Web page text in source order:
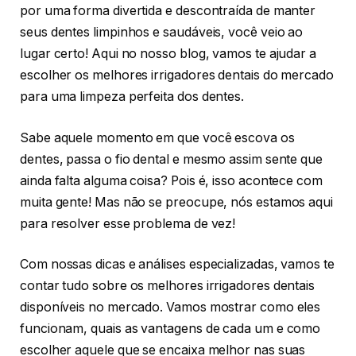
por uma forma divertida e descontraída de manter
seus dentes limpinhos e saudáveis, você veio ao
lugar certo! Aqui no nosso blog, vamos te ajudar a
escolher os melhores irrigadores dentais do mercado
para uma limpeza perfeita dos dentes.
Sabe aquele momento em que você escova os
dentes, passa o fio dental e mesmo assim sente que
ainda falta alguma coisa? Pois é, isso acontece com
muita gente! Mas não se preocupe, nós estamos aqui
para resolver esse problema de vez!
Com nossas dicas e análises especializadas, vamos te
contar tudo sobre os melhores irrigadores dentais
disponíveis no mercado. Vamos mostrar como eles
funcionam, quais as vantagens de cada um e como
escolher aquele que se encaixa melhor nas suas